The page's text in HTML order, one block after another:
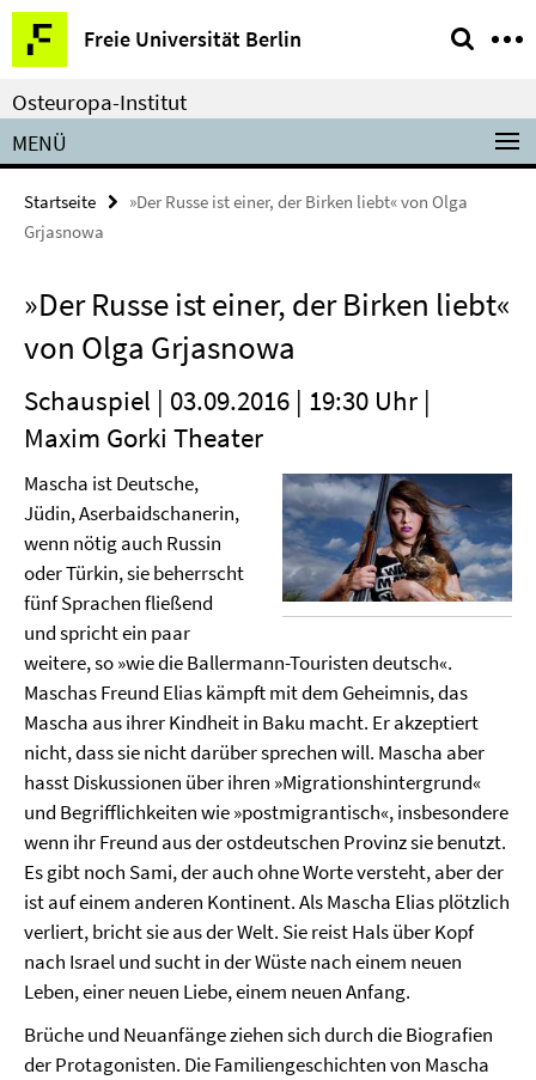
Springe
direkt
zu
Inhalt
Freie Universität Berlin
Service-
Navigation
Osteuropa-Institut
MENÜ
Startseite
»Der Russe ist einer, der Birken liebt« von Olga
Grjasnowa
»Der Russe ist einer, der Birken liebt«
von Olga Grjasnowa
Schauspiel | 03.09.2016 | 19:30 Uhr |
Maxim Gorki Theater
Mascha ist Deutsche,
Jüdin, Aserbaidschanerin,
wenn nötig auch Russin
oder Türkin, sie beherrscht
fünf Sprachen fließend
und spricht ein paar
weitere, so »wie die Ballermann-Touristen deutsch«.
Maschas Freund Elias kämpft mit dem Geheimnis, das
Mascha aus ihrer Kindheit in Baku macht. Er akzeptiert
nicht, dass sie nicht darüber sprechen will. Mascha aber
hasst Diskussionen über ihren »Migrationshintergrund«
und Begrifflichkeiten wie »postmigrantisch«, insbesondere
wenn ihr Freund aus der ostdeutschen Provinz sie benutzt.
Es gibt noch Sami, der auch ohne Worte versteht, aber der
ist auf einem anderen Kontinent. Als Mascha Elias plötzlich
verliert, bricht sie aus der Welt. Sie reist Hals über Kopf
nach Israel und sucht in der Wüste nach einem neuen
Leben, einer neuen Liebe, einem neuen Anfang.
Brüche und Neuanfänge ziehen sich durch die Biografien
der Protagonisten. Die Familiengeschichten von Mascha